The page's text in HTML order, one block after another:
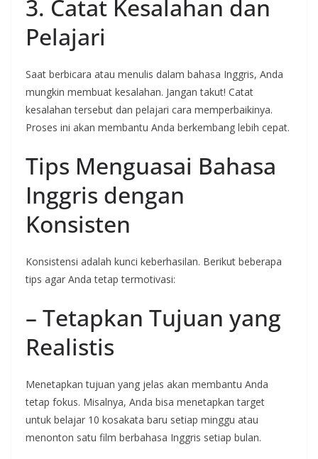
3. Catat Kesalahan dan
Pelajari
Saat berbicara atau menulis dalam bahasa Inggris, Anda
mungkin membuat kesalahan. Jangan takut! Catat
kesalahan tersebut dan pelajari cara memperbaikinya.
Proses ini akan membantu Anda berkembang lebih cepat.
Tips Menguasai Bahasa
Inggris dengan
Konsisten
Konsistensi adalah kunci keberhasilan. Berikut beberapa
tips agar Anda tetap termotivasi:
– Tetapkan Tujuan yang
Realistis
Menetapkan tujuan yang jelas akan membantu Anda
tetap fokus. Misalnya, Anda bisa menetapkan target
untuk belajar 10 kosakata baru setiap minggu atau
menonton satu film berbahasa Inggris setiap bulan.